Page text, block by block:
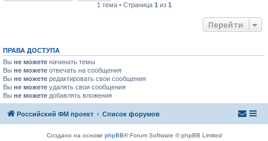
1 тема • Страница 1 из 1
Перейти
ПРАВА ДОСТУПА
Вы не можете начинать темы
Вы не можете отвечать на сообщения
Вы не можете редактировать свои сообщения
Вы не можете удалять свои сообщения
Вы не можете добавлять вложения
Российский ФМ проект Список форумов
Создано на основе phpBB® Forum Software © phpBB Limited